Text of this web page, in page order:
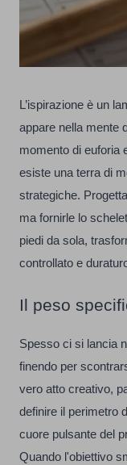
L’ispirazione è un
appare nella mente
momento di euforia
esiste una terra di
strategiche.
ma fornirle lo
piedi da sola,
controllato e
Il peso
Spesso ci si lancia
finendo per
vero atto creativo,
definire il perimetro
cuore pulsante del
Quando l'obiettivo